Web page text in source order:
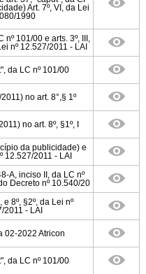
Art. 7º, VI, da Lei
1990
nº 101/00 e arts. 3º, III,
nº 12.527/2011 - LAI
da LC nº 101/00
no art. 8°,§ 1º
no art. 8º, §1º, I
da publicidade) e
12.527/2011 - LAI
A, inciso II, da LC nº
Decreto nº 10.540/20
e 8º, §2º, da Lei nº
2011 - LAI
02-2022 Atricon
da LC nº 101/00